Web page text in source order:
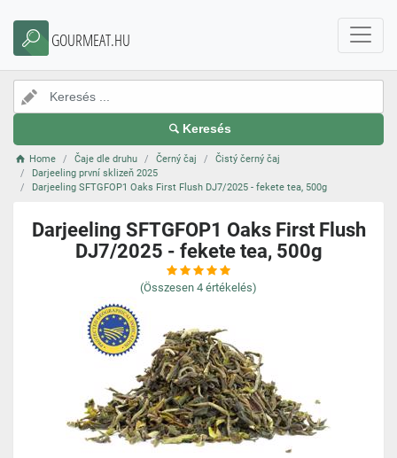
GOURMEAT.HU
Keresés
Home Čaje dle druhu Černý čaj
Čistý černý čaj
Darjeeling první sklizeň 2025
Darjeeling SFTGFOP1 Oaks First Flush DJ7/2025 - fekete tea, 500g
Darjeeling SFTGFOP1 Oaks First Flush
DJ7/2025 - fekete tea, 500g
(Összesen 4 értékelés)